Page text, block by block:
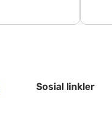
Sosial linkler